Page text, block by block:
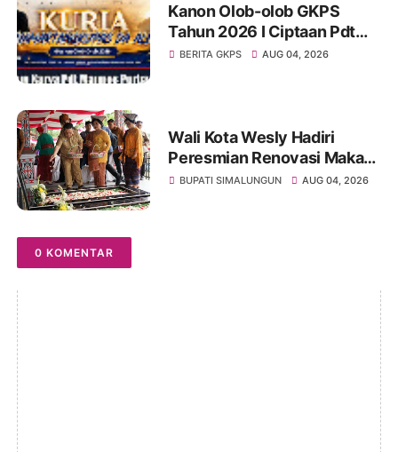
Kanon Olob-olob GKPS
Tahun 2026 I Ciptaan Pdt
Mannes Purba I Kuria
BERITA GKPS AUG 04, 2026
Wali Kota Wesly Hadiri
Peresmian Renovasi Makam
dr. Djasamen Saragih, Ajak
BUPATI SIMALUNGUN AUG 04, 2026
0 KOMENTAR